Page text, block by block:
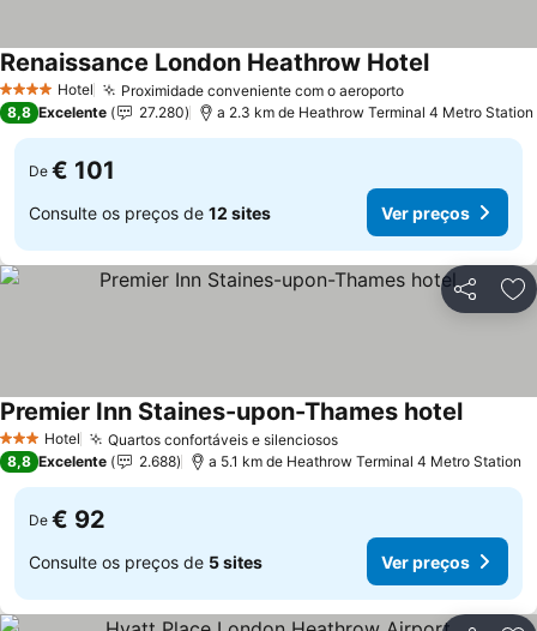
4 EstrelasHotel Proximidade conveniente com o aeroportoVer preços
Renaissance London Heathrow HotelVer preços
8,8 Excelente 27.280 a 2.3 km de Heathrow Terminal 4 Metro Station
De € 101
Consulte os preços de 12 sites Ver preços
Partilhar
3 EstrelasHotel Quartos confortáveis e silenciososVer preços
Premier Inn Staines-upon-Thames hotelVer
8,8 Excelente 2.688 a 5.1 km de Heathrow Terminal 4 Metro Station
De € 92
Consulte os preços de 5 sites Ver preços